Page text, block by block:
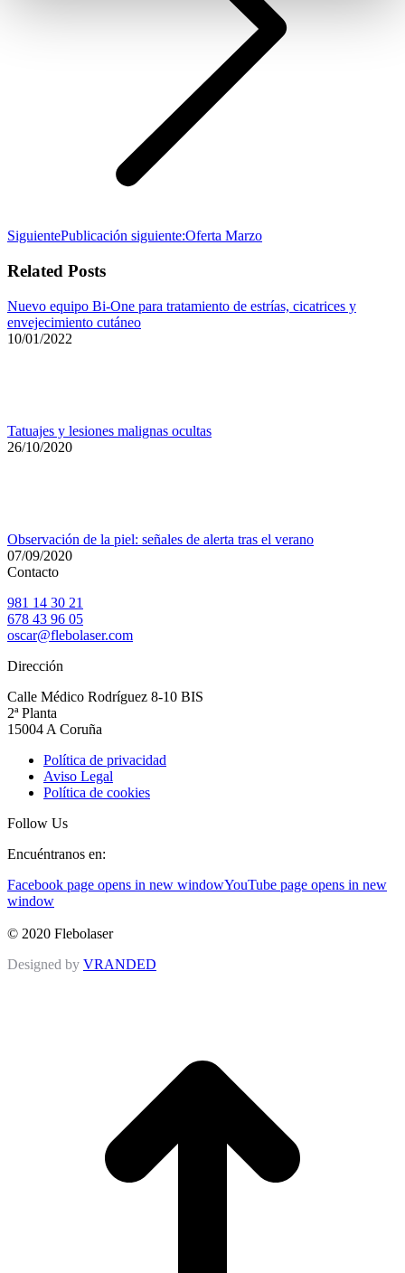
SiguientePublicación siguiente:Oferta Marzo
Related Posts
Nuevo equipo Bi-One para tratamiento de estrías, cicatrices y
envejecimiento cutáneo
10/01/2022
Tatuajes y lesiones malignas ocultas
26/10/2020
Observación de la piel: señales de alerta tras el verano
07/09/2020
Contacto
981 14 30 21
678 43 96 05
oscar@flebolaser.com
Dirección
Calle Médico Rodríguez 8-10 BIS
2ª Planta
15004 A Coruña
Política de privacidad
Aviso Legal
Política de cookies
Follow Us
Encuéntranos en:
Facebook page opens in new windowYouTube page opens in new
window
© 2020 Flebolaser
Designed by VRANDED